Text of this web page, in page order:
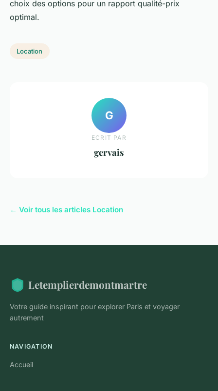
choix des options pour un rapport qualité-prix
optimal.
Location
G
ECRIT PAR
gervais
← Voir tous les articles Location
Letemplierdemontmartre
Votre guide inspirant pour explorer Paris et voyager
autrement
NAVIGATION
Accueil